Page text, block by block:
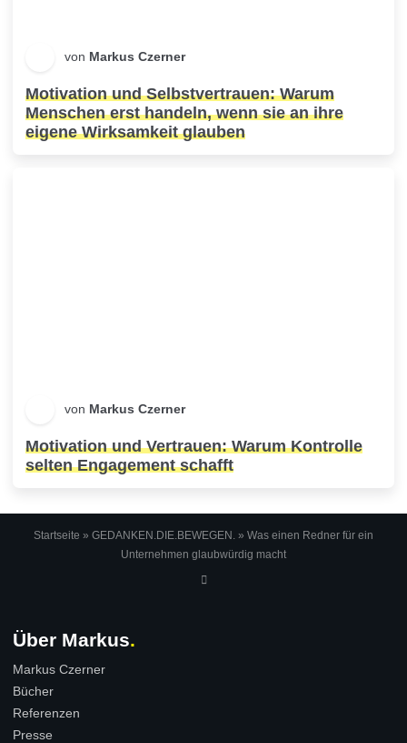
von Markus Czerner
Motivation und Selbstvertrauen: Warum
Menschen erst handeln, wenn sie an ihre
eigene Wirksamkeit glauben
von Markus Czerner
Motivation und Vertrauen: Warum Kontrolle
selten Engagement schafft
Startseite » GEDANKEN.DIE.BEWEGEN. » Was einen Redner für ein
Unternehmen glaubwürdig macht
Über Markus
Markus Czerner
Bücher
Referenzen
Presse